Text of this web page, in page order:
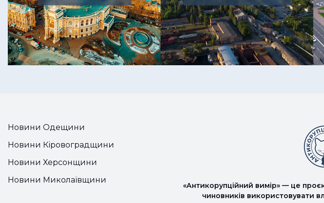
Новини Одещини
Новини Кіровоградщини
Новини Херсонщини
Новини Миколаївщини
«Антикорупційний вимір» — це
чиновників використовувати